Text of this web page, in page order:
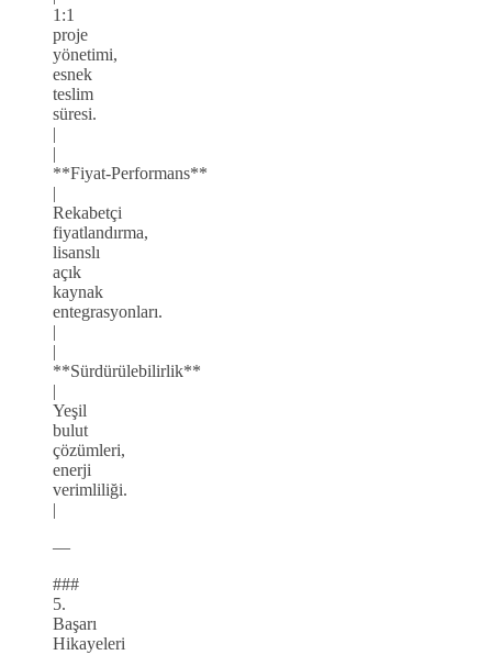
1:1
proje
yönetimi,
esnek
teslim
süresi.
|
|
**Fiyat‑Performans**
|
Rekabetçi
fiyatlandırma,
lisanslı
açık
kaynak
entegrasyonları.
|
|
**Sürdürülebilirlik**
|
Yeşil
bulut
çözümleri,
enerji
verimliliği.
|
—
###
5.
Başarı
Hikayeleri